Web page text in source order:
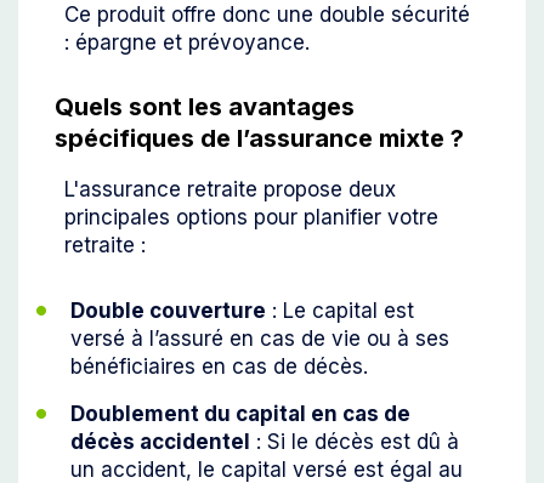
Ce produit offre donc une double sécurité
: épargne et prévoyance.
Quels sont les avantages
spécifiques de l’assurance mixte ?
L'assurance retraite propose deux
principales options pour planifier votre
retraite :
Double couverture : Le capital est
versé à l’assuré en cas de vie ou à ses
bénéficiaires en cas de décès.
Doublement du capital en cas de
décès accidentel : Si le décès est dû à
un accident, le capital versé est égal au